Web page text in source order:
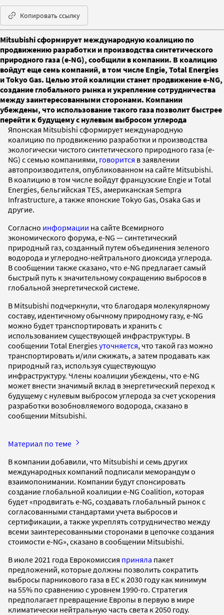
Копировать ссылку
Mitsubishi сформирует международную коалицию по
продвижению разработки и производства синтетического
природного газа (e-NG), сообщили в компании. В коалицию
войдут еще семь компаний, в том числе Engie, Total Energies
и Tokyo Gas. Целью этой коалиции станет продвижение e-NG,
создание глобального рынка и укрепление сотрудничества
между заинтересованными сторонами. Компании
убеждены, что использование такого газа позволит быстрее
перейти к будущему с нулевым выбросом углерода
Японская Mitsubishi сформирует международную
коалицию по продвижению разработки и производства
экологически чистого синтетического природного газа (e-
NG) с семью компаниями, говорится в заявлении
автопроизводителя, опубликованном на сайте Mitsubishi.
В коалицию в том числе войдут французские Engie и Total
Energies, бельгийская TES, американская Sempra
Infrastructure, а также японские Tokyo Gas, Osaka Gas и
другие.
Согласно информации на сайте Всемирного
экономического форума, e-NG — синтетический
природный газ, созданный путем объединения зеленого
водорода и углеродно-нейтрального диоксида углерода.
В сообщении также сказано, что e-NG предлагает самый
быстрый путь к значительному сокращению выбросов в
глобальной энергетической системе.
В Mitsubishi подчеркнули, что благодаря молекулярному
составу, идентичному обычному природному газу, e-NG
можно будет транспортировать и хранить с
использованием существующей инфраструктуры. В
сообщении Total Energiesуточняется, что такой газ можно
транспортировать и/или сжижать, а затем продавать как
природный газ, используя существующую
инфраструктуру. Члены коалиции убеждены, что e-NG
может внести значимый вклад в энергетический переход к
будущему с нулевым выбросом углерода за счет ускорения
разработки возобновляемого водорода, сказано в
сообщении Mitsubishi.
Материал по теме
В компании добавили, что Mitsubishi и семь других
международных компаний подписали меморандум о
взаимопонимании. Компании будут спонсировать
создание глобальной коалиции e-NG Coalition, которая
будет «продвигать e-NG, создавать глобальный рынок с
согласованными стандартами учета выбросов и
сертификации, а также укреплять сотрудничество между
всеми заинтересованными сторонами в цепочке создания
стоимости e-NG», сказано в сообщении Mitsubishi.
В июле 2021 года Еврокомиссия приняла пакет
предложений, которые должны позволить сократить
выбросы парникового газа в ЕС к 2030 году как минимум
на 55% по сравнению с уровнем 1990-го. Стратегия
предполагает превращение Европы в первую в мире
климатически нейтральную часть света к 2050 году.